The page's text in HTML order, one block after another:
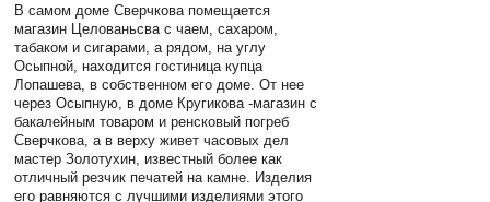
В самом доме Сверчкова помещается
магазин Целованьсва с чаем, сахаром,
табаком и сигарами, а рядом, на углу
Осыпной, находится гостиница купца
Лопашева, в собственном его доме. От нее
через Осыпную, в доме Кругикова -магазин с
бакалейным товаром и ренсковый погреб
Сверчкова, а в верху живет часовых дел
мастер Золотухин, известный более как
отличный резчик печатей на камне. Изделия
его равняются с лучшими изделиями этого